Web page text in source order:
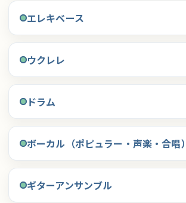
エレキベース
ウクレレ
ドラム
ボーカル（ポピュラー・声楽・合唱）
ギターアンサンブル